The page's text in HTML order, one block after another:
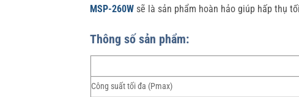
MSP-260W sẽ là sản phẩm hoàn hảo giúp hấp thụ
Thông số sản phẩm:
Công suất tối đa (Pmax)